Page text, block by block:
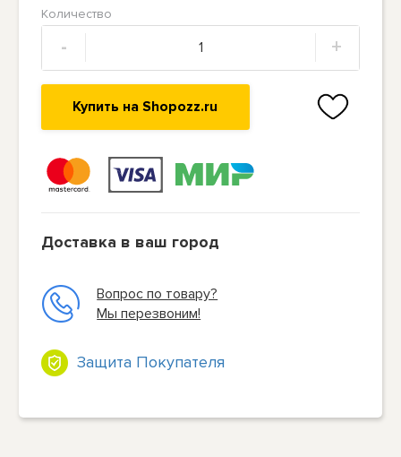
Количество
- +
Купить на Shopozz.ru
Доставка в ваш город
Вопрос по товару?
Мы перезвоним!
Защита Покупателя